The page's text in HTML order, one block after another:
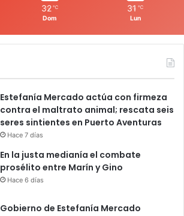
32 ℃
Dom
31 ℃
Lun
Estefanía Mercado actúa con firmeza
contra el maltrato animal; rescata seis
seres sintientes en Puerto Aventuras
Hace 7 días
En la justa medianía el combate
prosélito entre Marín y Gino
Hace 6 días
Gobierno de Estefanía Mercado